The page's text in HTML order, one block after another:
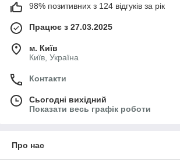
98% позитивних з 124 відгуків за рік
Працює з 27.03.2025
м. Київ
Київ, Україна
Контакти
Сьогодні вихідний
Показати весь графік роботи
Про нас